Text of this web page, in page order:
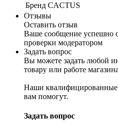
Бренд CACTUS
Отзывы
Оставить отзыв
Ваше сообщение успешно
проверки модератором
Задать вопрос
Вы можете задать любой
товару или работе
Наши квалифицированные
вам помогут.
Задать вопрос